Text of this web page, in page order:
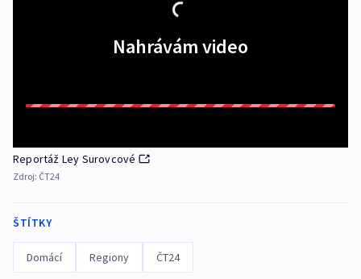
Nahrávám video
Reportáž Ley Surovcové
Zdroj: ČT24
ŠTÍTKY
Domácí Regiony ČT24